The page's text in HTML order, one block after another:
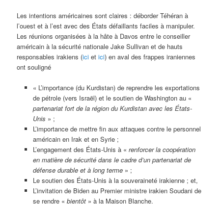
Les intentions américaines sont claires : déborder Téhéran à
l’ouest et à l’est avec des États défaillants faciles à manipuler.
Les réunions organisées à la hâte à Davos entre le conseiller
américain à la sécurité nationale Jake Sullivan et de hauts
responsables irakiens (ici etici) en aval des frappes iraniennes
ont souligné
« L’importance (du Kurdistan) de reprendre les exportations
de pétrole (vers Israël) et le soutien de Washington au «
partenariat fort de la région du Kurdistan avec les États-
Unis » ;
L’importance de mettre fin aux attaques contre le personnel
américain en Irak et en Syrie ;
L’engagement des États-Unis à « renforcer la coopération
en matière de sécurité dans le cadre d’un partenariat de
défense durable et à long terme» ;
Le soutien des États-Unis à la souveraineté irakienne ; et,
L’invitation de Biden au Premier ministre irakien Soudani de
se rendre « bientôt » à la Maison Blanche.